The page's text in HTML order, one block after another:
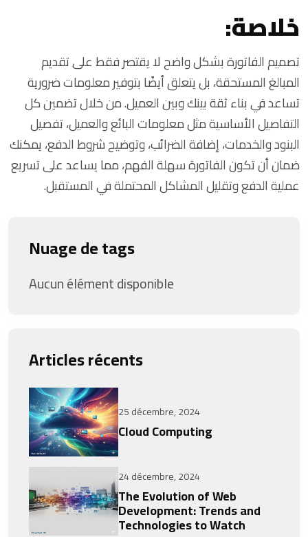
خلاصة:
تصميم الفاتورة بشكل واضح لا يقتصر فقط على تقديم
المبالغ المستحقة، بل يتعلق أيضًا بتوفير معلومات ضرورية
تساعد في بناء ثقة بينك وبين العميل. من خلال تضمين كل
التفاصيل الأساسية مثل معلومات البائع والعميل، تفصيل
البنود والخدمات، إضافة الضرائب، وتوضيح شروط الدفع، يمكنك
ضمان أن تكون الفاتورة سهلة الفهم، مما يساعد على تسريع
عملية الدفع وتقليل المشاكل المحتملة في المستقبل.
Nuage de tags
Aucun élément disponible
Articles récents
25 décembre, 2024
Cloud Computing
24 décembre, 2024
The Evolution of Web
Development: Trends and
Technologies to Watch